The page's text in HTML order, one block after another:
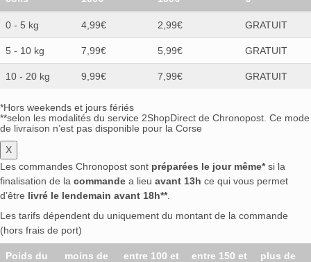
0 - 5 kg 4,99€ 2,99€ GRATUIT
5 - 10 kg 7,99€ 5,99€ GRATUIT
10 - 20 kg 9,99€ 7,99€ GRATUIT
*Hors weekends et jours fériés
**selon les modalités du service 2ShopDirect de Chronopost. Ce mode
de livraison n’est pas disponible pour la Corse
X
Les commandes Chronopost sont préparées le jour même*si la
finalisation de la commande a lieu avant 13h ce qui vous permet
d’être livré le lendemain avant 18h**.
Les tarifs dépendent du uniquement du montant de la commande
(hors frais de port)
Poids du
moins de
entre 100 et
entre 150 et
plus de